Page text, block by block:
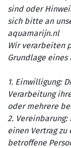
sind oder
sich bitte an
aquamarijn.nl
Wir verarbeiten
Grundlage
1. Einwilligung:
Verarbeitung
oder mehrere
2.
einen Vertrag
betroffene